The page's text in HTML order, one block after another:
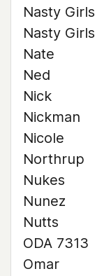
Nasty Girls
Nasty
Nate
Ned
Nick
Nickman
Nicole
Northrup
Nukes
Nunez
Nutts
ODA 7313
Omar